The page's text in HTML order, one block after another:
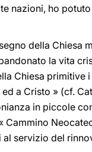
nazioni, ho
della Chiesa
la vita
Chiesa
a Cristo » (cf.
in piccole
servizio del